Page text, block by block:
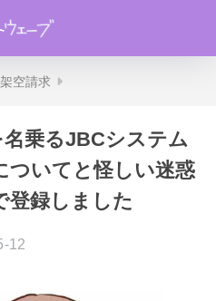
架空請求
名乗るJBCシステム
ついてと怪しい迷惑
登録しました
12